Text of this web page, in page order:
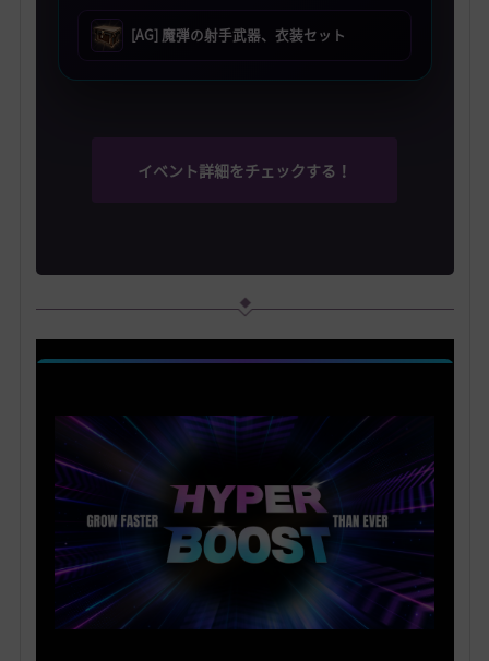
[AG] 魔弾の射手武器、衣装セット
イベント詳細をチェックする！